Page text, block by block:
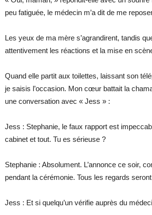
peu fatiguée, le médecin m’a dit de me
Les yeux de ma mère s’agrandirent, tandis
attentivement les réactions et la mise en
Quand elle partit aux toilettes, laissant son
je saisis l’occasion. Mon cœur battait la
une conversation avec « Jess » :
Jess : Stephanie, le faux rapport est
cabinet et tout. Tu es sérieuse ?
Stephanie : Absolument. L’annonce ce soir,
pendant la cérémonie. Tous les regards
Jess : Et si quelqu’un vérifie auprès du